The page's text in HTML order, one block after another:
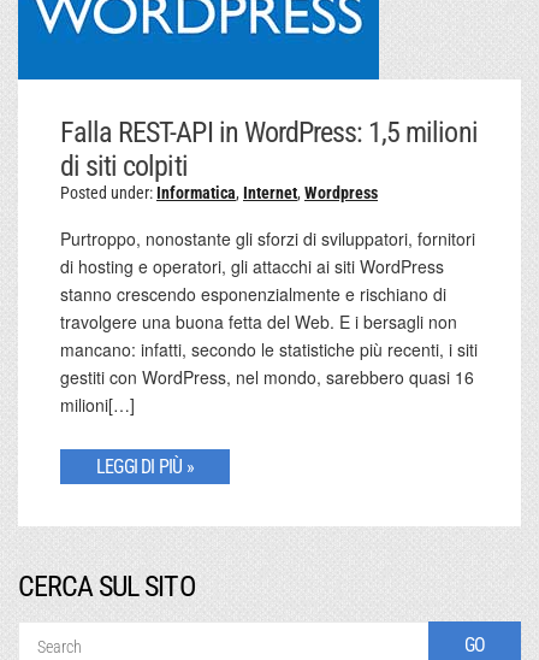
Falla REST-API in WordPress: 1,5 milioni
di siti colpiti
Posted under:Informatica, Internet, Wordpress
Purtroppo, nonostante gli sforzi di sviluppatori, fornitori
di hosting e operatori, gli attacchi ai siti WordPress
stanno crescendo esponenzialmente e rischiano di
travolgere una buona fetta del Web. E i bersagli non
mancano: infatti, secondo le statistiche più recenti, i siti
gestiti con WordPress, nel mondo, sarebbero quasi 16
milioni[…]
LEGGI DI PIÙ »
CERCA SUL SITO